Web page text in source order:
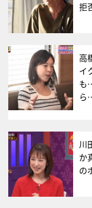
拒
高
イ
も
ら
川
か
の